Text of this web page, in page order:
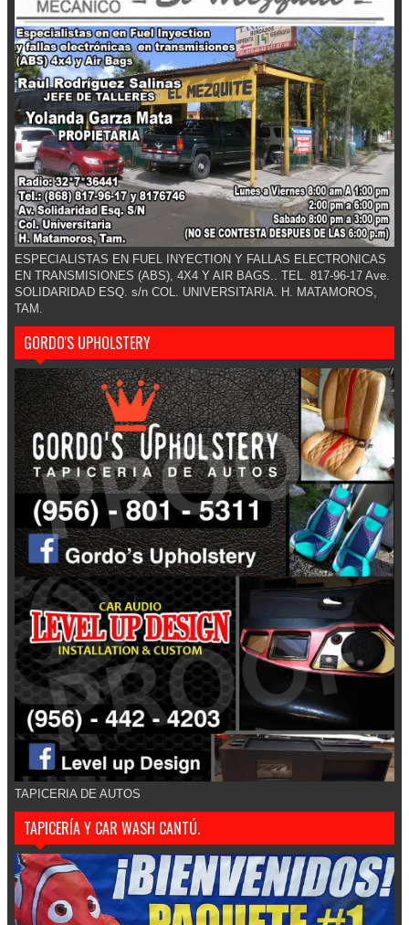
ESPECIALISTAS EN FUEL INYECTION Y FALLAS ELECTRONICAS
EN TRANSMISIONES (ABS), 4X4 Y AIR BAGS.. TEL. 817-96-17 Ave.
SOLIDARIDAD ESQ. s/n COL. UNIVERSITARIA. H. MATAMOROS,
TAM.
GORDO'S UPHOLSTERY
TAPICERIA DE AUTOS
TAPICERÍA Y CAR WASH CANTÚ.